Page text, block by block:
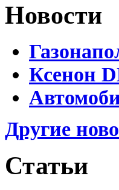
Новости
Ксенон
Другие
Статьи